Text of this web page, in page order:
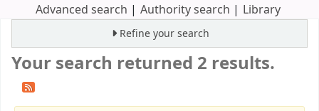
Advanced search Authority search Library
Refine your search
Your search returned 2 results.